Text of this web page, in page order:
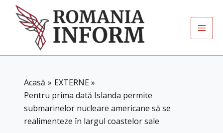
content
Acasă
EXTERNE
Pentru prima dată Islanda permite
submarinelor nucleare americane să se
realimenteze în largul coastelor sale